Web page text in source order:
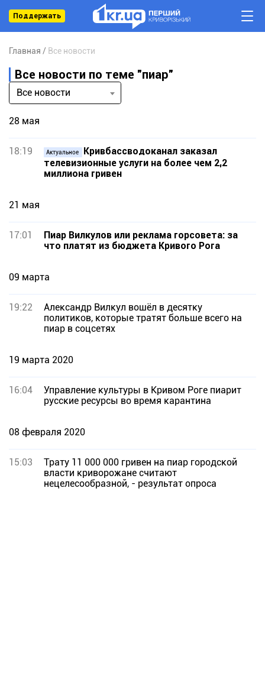
Поддержать
Главная Все новости
Все новости по теме "пиар"
Все новости
28 мая
18:19 Актуальное
Кривбассводоканал заказал
телевизионные услуги на более чем 2,2
миллиона гривен
21 мая
17:01
Пиар Вилкулов или реклама горсовета: за
что платят из бюджета Кривого Рога
09 марта
19:22
Александр Вилкул вошёл в десятку
политиков, которые тратят больше всего на
пиар в соцсетях
19 марта 2020
16:04
Управление культуры в Кривом Роге пиарит
русские ресурсы во время карантина
08 февраля 2020
15:03
Трату 11 000 000 гривен на пиар городской
власти криворожане считают
нецелесообразной, - результат опроса